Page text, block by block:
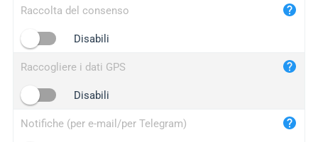
yip.su
iplogger.info
Raccolta del consenso
Disabili
Raccogliere i dati GPS
Disabili
Notifiche (per e-mail/per Telegram)